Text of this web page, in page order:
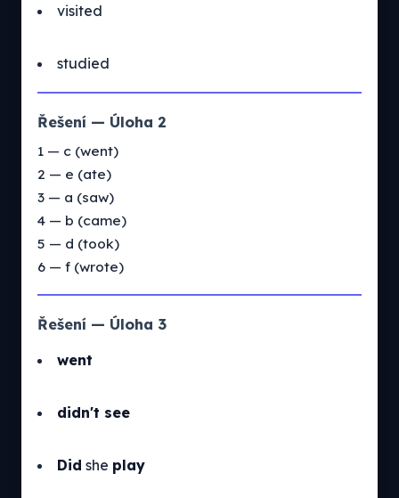
visited
studied
Řešení — Úloha 2
1 — c (went)
2 — e (ate)
3 — a (saw)
4 — b (came)
5 — d (took)
6 — f (wrote)
Řešení — Úloha 3
went
didn't see
Did she play